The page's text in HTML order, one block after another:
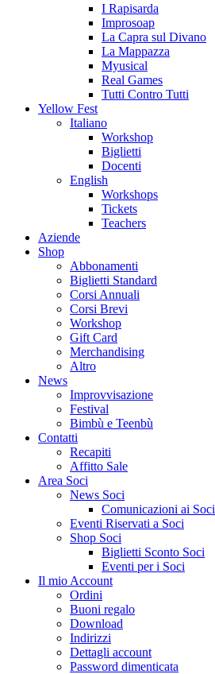
I Rapisarda
Improsoap
La Capra sul Divano
La Mappazza
Myusical
Real Games
Tutti Contro Tutti
Yellow Fest
Italiano
Workshop
Biglietti
Docenti
English
Workshops
Tickets
Teachers
Aziende
Shop
Abbonamenti
Biglietti Standard
Corsi Annuali
Corsi Brevi
Workshop
Gift Card
Merchandising
Altro
News
Improvvisazione
Festival
Bimbù e Teenbù
Contatti
Recapiti
Affitto Sale
Area Soci
News Soci
Comunicazioni ai Soci
Eventi Riservati a Soci
Shop Soci
Biglietti Sconto Soci
Eventi per i Soci
Il mio Account
Ordini
Buoni regalo
Download
Indirizzi
Dettagli account
Password dimenticata